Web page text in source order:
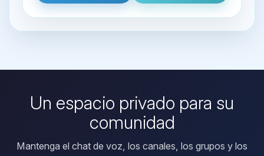
Un espacio privado para su
comunidad
Mantenga el chat de voz, los canales, los grupos y los